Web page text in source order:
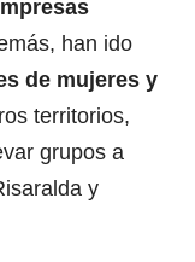
han ido
de mujeres y
territorios,
grupos a
y